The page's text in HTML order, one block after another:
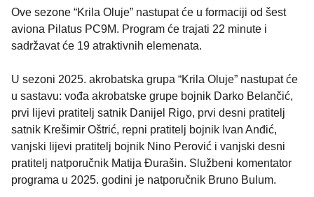
Ove sezone “Krila Oluje” nastupat će u formaciji od šest
aviona Pilatus PC9M. Program će trajati 22 minute i
sadržavat će 19 atraktivnih elemenata.
U sezoni 2025. akrobatska grupa “Krila Oluje” nastupat će
u sastavu: vođa akrobatske grupe bojnik Darko Belančić,
prvi lijevi pratitelj satnik Danijel Rigo, prvi desni pratitelj
satnik Krešimir Oštrić, repni pratitelj bojnik Ivan Anđić,
vanjski lijevi pratitelj bojnik Nino Perović i vanjski desni
pratitelj natporučnik Matija Đurašin. Službeni komentator
programa u 2025. godini je natporučnik Bruno Bulum.